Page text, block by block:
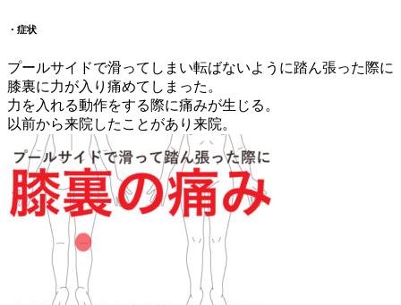
・症状
プールサイドで滑ってしまい転ばないように踏ん張った際に
膝裏に力が入り痛めてしまった。
力を入れる動作をする際に痛みが生じる。
以前から来院したことがあり来院。